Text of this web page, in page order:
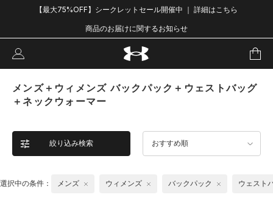
【最大75%OFF】シークレットセール開催中 ｜ 詳細はこちら
商品のお届けに関するお知らせ
メンズ＋ウィメンズ バックパック＋ウェストバッグ
＋ネックウォーマー
絞り込み検索 おすすめ順
選択中の条件： メンズ ウィメンズ バックパック ウェスト